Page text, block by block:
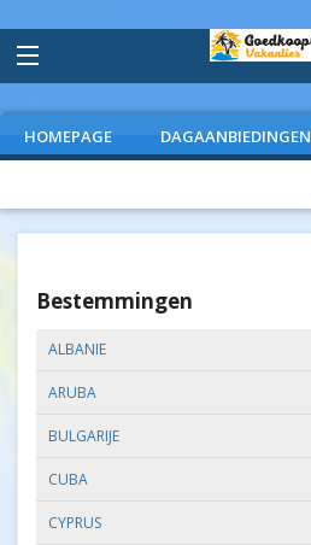
HOMEPAGE DAGAANBIEDINGEN
Bestemmingen
ALBANIE
ARUBA
BULGARIJE
CUBA
CYPRUS